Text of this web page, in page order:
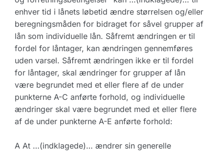
enhver tid i lånets løbetid ændre størrelsen og/eller
beregningsmåden for bidraget for såvel grupper af
lån som individuelle lån. Såfremt ændringen er til
fordel for låntager, kan ændringen gennemføres
uden varsel. Såfremt ændringen ikke er til fordel
for låntager, skal ændringer for grupper af lån
være begrundet med et eller flere af de under
punkterne A-C anførte forhold, og individuelle
ændringer skal være begrundet med et eller flere
af de under punkterne A-E anførte forhold:
A At …(indklagede)… ændrer sin generelle